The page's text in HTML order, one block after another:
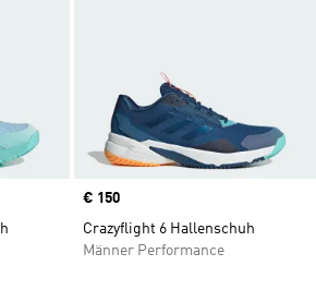
Price
€ 150
Crazyflight 6 Hallenschuh
Männer Performance